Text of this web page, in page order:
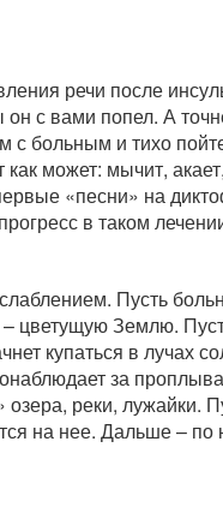
речи после
с вами попел. А
с больным и тихо
может: мычит,
«песни» на
в таком
Пусть
цветущую Землю.
купаться в лучах
за
реки, лужайки.
на нее. Дальше –